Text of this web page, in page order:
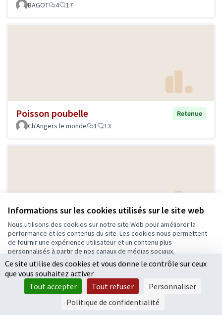
Informations sur les cookies utilisés sur le site web
Nous utilisons des cookies sur notre site Web pour améliorer la
performance et les contenus du site. Les cookies nous permettent
de fournir une expérience utilisateur et un contenu plus
personnalisés à partir de nos canaux de médias sociaux.
Tout accepter
Accepter seulement les cookies essentiels
Paramètres
BAGOT 4 17
Poisson poubelle
Retenue
Ch'Angers le monde
1 13
Un parc pour les chiens
Retenue
Marion
15 5
Ce site utilise des cookies et vous donne le contrôle sur ceux
que vous souhaitez activer
Tout accepter
Tout refuser
Personnaliser
Politique de confidentialité